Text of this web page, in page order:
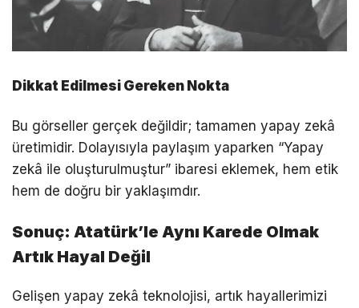
Dikkat Edilmesi Gereken Nokta
Bu görseller gerçek değildir; tamamen yapay zekâ
üretimidir. Dolayısıyla paylaşım yaparken “Yapay
zekâ ile oluşturulmuştur” ibaresi eklemek, hem etik
hem de doğru bir yaklaşımdır.
Sonuç: Atatürk’le Aynı Karede Olmak
Artık Hayal Değil
Gelişen yapay zekâ teknolojisi, artık hayallerimizi